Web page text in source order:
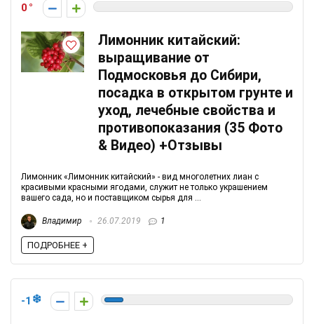
0
Лимонник китайский:
выращивание от
Подмосковья до Сибири,
посадка в открытом грунте и
уход, лечебные свойства и
противопоказания (35 Фото
& Видео) +Отзывы
Лимонник «Лимонник китайский» - вид многолетних лиан с
красивыми красными ягодами, служит не только украшением
вашего сада, но и поставщиком сырья для ...
Владимир 26.07.2019 1
ПОДРОБНЕЕ +
-1